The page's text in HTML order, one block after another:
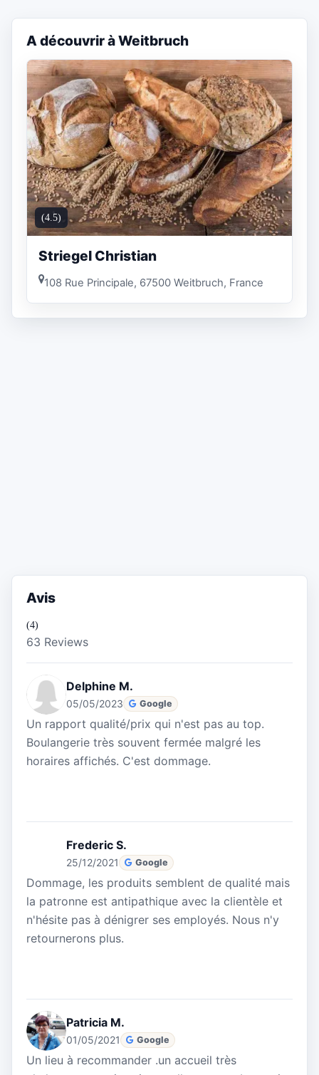
A découvrir à Weitbruch
(4.5)
Striegel Christian
108 Rue Principale, 67500 Weitbruch, France
Avis
(4)
63 Reviews
Delphine M.
05/05/2023 Google
Un rapport qualité/prix qui n'est pas au top.
Boulangerie très souvent fermée malgré les
horaires affichés. C'est dommage.
Frederic S.
25/12/2021 Google
Dommage, les produits semblent de qualité mais
la patronne est antipathique avec la clientèle et
n'hésite pas à dénigrer ses employés. Nous n'y
retournerons plus.
Patricia M.
01/05/2021 Google
Un lieu à recommander .un accueil très